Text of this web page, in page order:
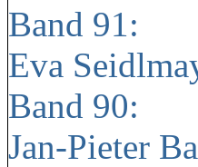
Band 91:
Eva
Band 90:
Jan-Pieter